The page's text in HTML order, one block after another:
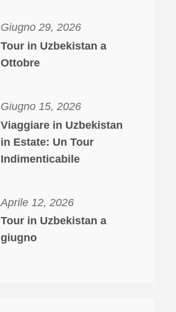
Giugno 29, 2026
Tour in Uzbekistan a
Ottobre
Giugno 15, 2026
Viaggiare in Uzbekistan
in Estate: Un Tour
Indimenticabile
Aprile 12, 2026
Tour in Uzbekistan a
giugno